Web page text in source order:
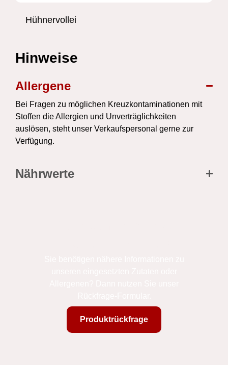
Hühnervollei
Hinweise
Allergene
Bei Fragen zu möglichen Kreuzkontaminationen mit
Stoffen die Allergien und Unverträglichkeiten
auslösen, steht unser Verkaufspersonal gerne zur
Verfügung.
Nährwerte
Produktrückfrage